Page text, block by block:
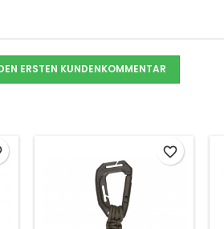
ERSTEN KUNDENKOMMENTAR
favorite_border